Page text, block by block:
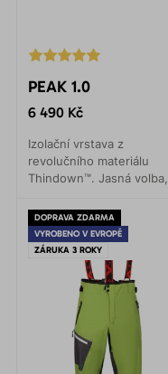
PEAK 1.0
6 490 Kč
Izolační vrstava z
revolučního materiálu
Thindown™. Jasná volba,
gramy, zajistit si tepelný
komfort i volnost pohybu.
DOPRAVA ZDARMA
VYROBENO V EVROPĚ
ZÁRUKA 3 ROKY